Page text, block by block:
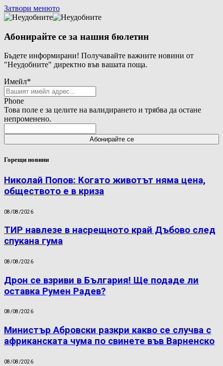
Затвори менюто
Абонирайте се за нашия бюлетин
Бъдете информирани! Получавайте важните новини от
"Неудобните" директно във вашата поща.
Имейл*
Phone
Това поле е за целите на валидирането и трябва да остане
непроменено.
Горещи новини
Николай Попов: Когато животът няма цена,
обществото е в криза
08/08/2026
ТИР навлезе в насрещното край Дъбово след
спукана гума
08/08/2026
Дрон се взриви в България! Ще подаде ли
оставка Румен Радев?
08/08/2026
Министър Абровски разкри какво се случва с
африканската чума по свинете във Варненско
08/08/2026